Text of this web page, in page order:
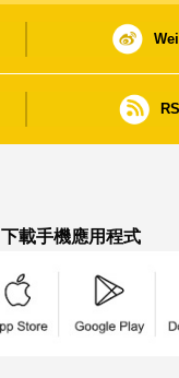
下載手機應用程式